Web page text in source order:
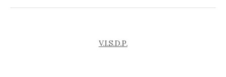
V.I.S.D.P.